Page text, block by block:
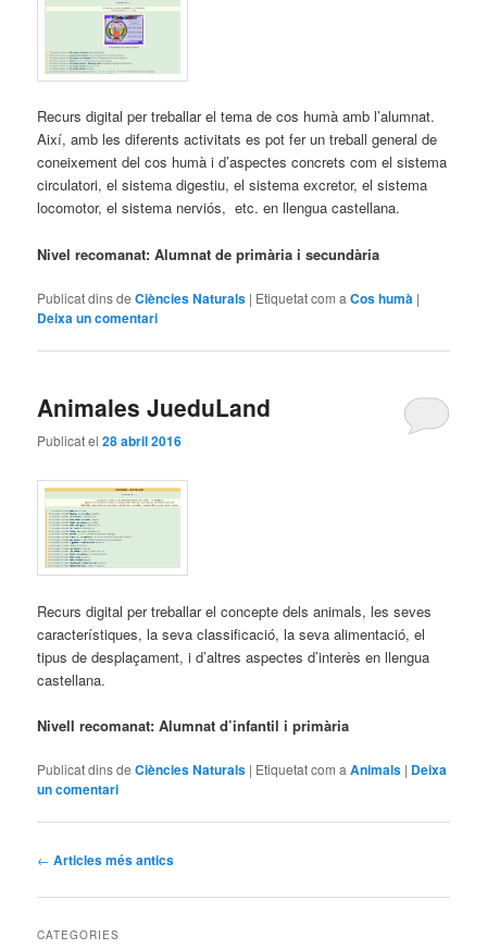
Recurs digital per treballar el tema de cos humà amb l’alumnat.
Així, amb les diferents activitats es pot fer un treball general de
coneixement del cos humà i d’aspectes concrets com el sistema
circulatori, el sistema digestiu, el sistema excretor, el sistema
locomotor, el sistema nerviós, etc. en llengua castellana.
Nivel recomanat: Alumnat de primària i secundària
Publicat dins de Ciències Naturals | Etiquetat com a Cos humà |
Deixa un comentari
Animales JueduLand
Publicat el28 abril 2016
Recurs digital per treballar el concepte dels animals, les seves
característiques, la seva classificació, la seva alimentació, el
tipus de desplaçament, i d’altres aspectes d’interès en llengua
castellana.
Nivell recomanat: Alumnat d’infantil i primària
Publicat dins de Ciències Naturals | Etiquetat com a Animals | Deixa
un comentari
Navegació
articles
← Articles més antics
CATEGORIES